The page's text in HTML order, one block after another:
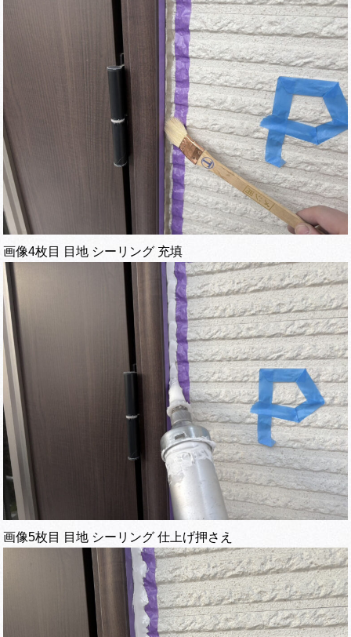
画像4枚目 目地 シーリング 充填
画像5枚目 目地 シーリング 仕上げ押さえ